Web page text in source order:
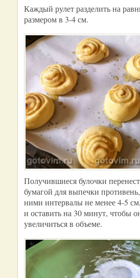
Каждый рулет разделить на
размером в 3-4 см.
Получившиеся булочки
бумагой для выпечки
ними интервалы не менее 4-5
и оставить на 30 минут, чтобы
увеличиться в объеме.